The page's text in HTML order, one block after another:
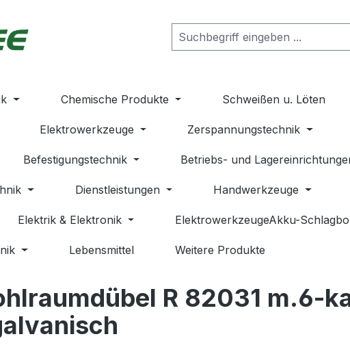
Chemische Produkte Schweißen u. Löten
Elektrowerkzeuge Zerspannungstechnik
Befestigungstechnik Betriebs- und
Dienstleistungen Handwerkzeuge
Elektrik & Elektronik ElektrowerkzeugeAkku-
Lebensmittel Weitere Produkte
R 82031 m.6-